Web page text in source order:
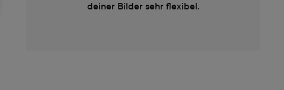
deiner Bilder sehr flexibel.